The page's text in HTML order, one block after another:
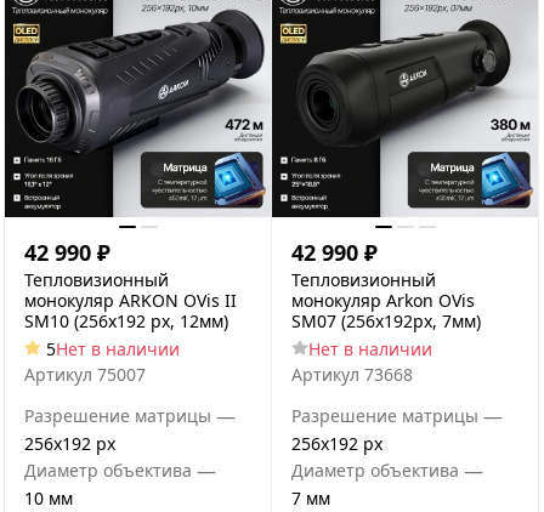
42 990 ₽
Тепловизионный
монокуляр ARKON OVis II
SM10 (256х192 рх, 12мм)
5Нет в наличии
Артикул 75007
Разрешение матрицы —
256x192 px
Диаметр объектива —
10 мм
42 990 ₽
Тепловизионный
монокуляр Arkon OVis
SM07 (256x192px, 7мм)
Нет в наличии
Артикул 73668
Разрешение матрицы —
256x192 px
Диаметр объектива —
7 мм